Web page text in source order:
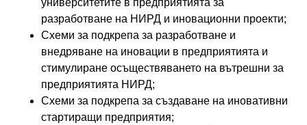
университетите в предприятията за
разработване на НИРД и иновационни проекти;
Схеми за подкрепа за разработване и
внедряване на иновации в предприятията и
стимулиране осъществяването на вътрешни за
предприятията НИРД;
Схеми за подкрепа за създаване на иновативни
стартиращи предприятия;